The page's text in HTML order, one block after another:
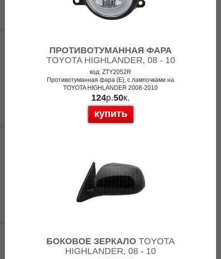
ПРОТИВОТУМАННАЯ ФАРА
TOYOTA HIGHLANDER, 08 - 10
код: ZTY2052R
Противотуманная фара (E), с лампочками на
TOYOTA HIGHLANDER 2008-2010
124р.50к.
купить
БОКОВОЕ ЗЕРКАЛО TOYOTA
HIGHLANDER, 08 - 10